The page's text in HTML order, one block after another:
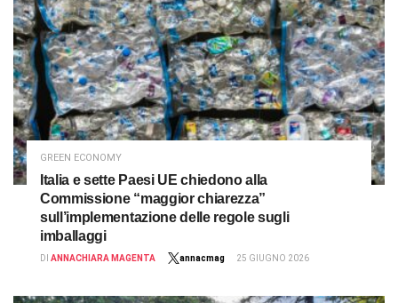
GREEN ECONOMY
Italia e sette Paesi UE chiedono alla
Commissione “maggior chiarezza”
sull’implementazione delle regole sugli
imballaggi
DI ANNACHIARA MAGENTA annacmag 25 GIUGNO 2026